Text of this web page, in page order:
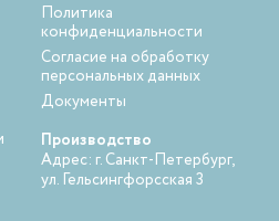
Политика
конфиденциальности
Согласие на обработку
персональных данных
Документы
Производство
Адрес: г. Санкт-Петербург,
ул. Гельсингфорсская 3